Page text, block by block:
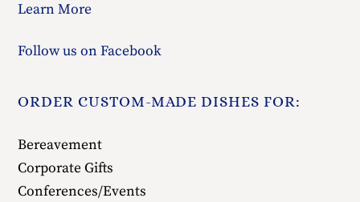
Learn More
Follow us on Facebook
ORDER CUSTOM-MADE DISHES FOR:
Bereavement
Corporate Gifts
Conferences/Events